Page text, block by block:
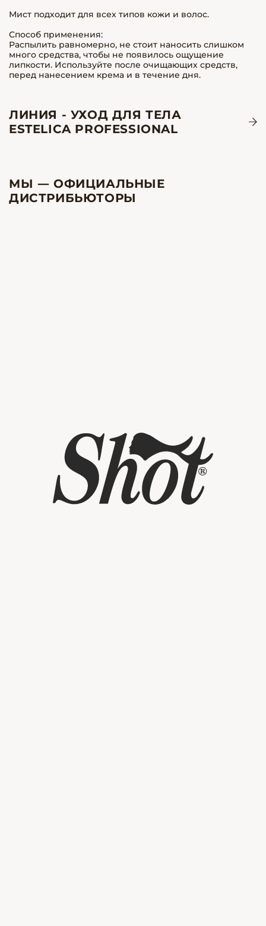
Мист подходит для всех типов кожи и волос.
Способ применения:
Распылить равномерно, не стоит наносить слишком
много средства, чтобы не появилось ощущение
липкости. Используйте после очищающих средств,
перед нанесением крема и в течение дня.
ЛИНИЯ - УХОД ДЛЯ ТЕЛА
ESTELICA PROFESSIONAL
МЫ — ОФИЦИАЛЬНЫЕ
ДИСТРИБЬЮТОРЫ